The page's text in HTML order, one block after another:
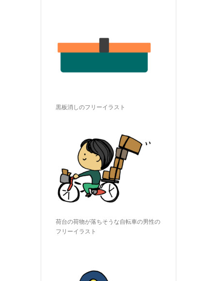
黒板消しのフリーイラスト
荷台の荷物が落ちそうな自転車の男性の
フリーイラスト